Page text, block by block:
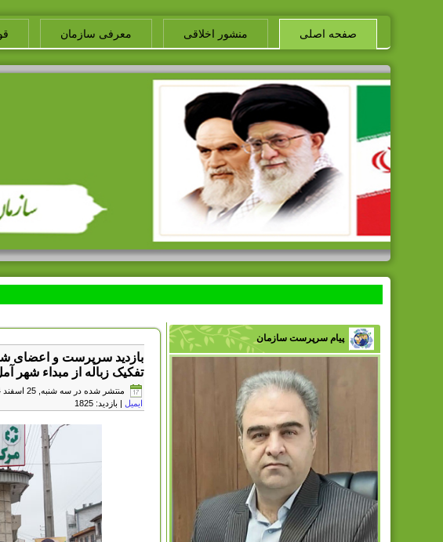
صفحه اصلی منشور اخلاقی معرفی سازمان
پیام سرپرست سازمان
بازدید سرپرست و اعضای
تفکیک زباله از مبداء شهر
منتشر شده در سه شنبه, 25 اسفند 1394 00:17
ایمیل | بازدید: 1825